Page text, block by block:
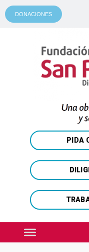
DONACIONES
PIDA